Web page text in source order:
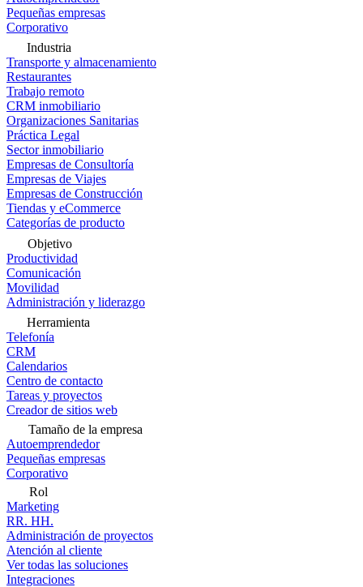
Pequeñas empresas
Corporativo
Industria
Transporte y almacenamiento
Restaurantes
Trabajo remoto
CRM inmobiliario
Organizaciones Sanitarias
Práctica Legal
Sector inmobiliario
Empresas de Consultoría
Empresas de Viajes
Empresas de Construcción
Tiendas y eCommerce
Categorías de producto
Objetivo
Productividad
Comunicación
Movilidad
Administración y liderazgo
Herramienta
Telefonía
CRM
Calendarios
Centro de contacto
Tareas y proyectos
Creador de sitios web
Tamaño de la empresa
Autoemprendedor
Pequeñas empresas
Corporativo
Rol
Marketing
RR. HH.
Administración de proyectos
Atención al cliente
Ver todas las soluciones
Integraciones